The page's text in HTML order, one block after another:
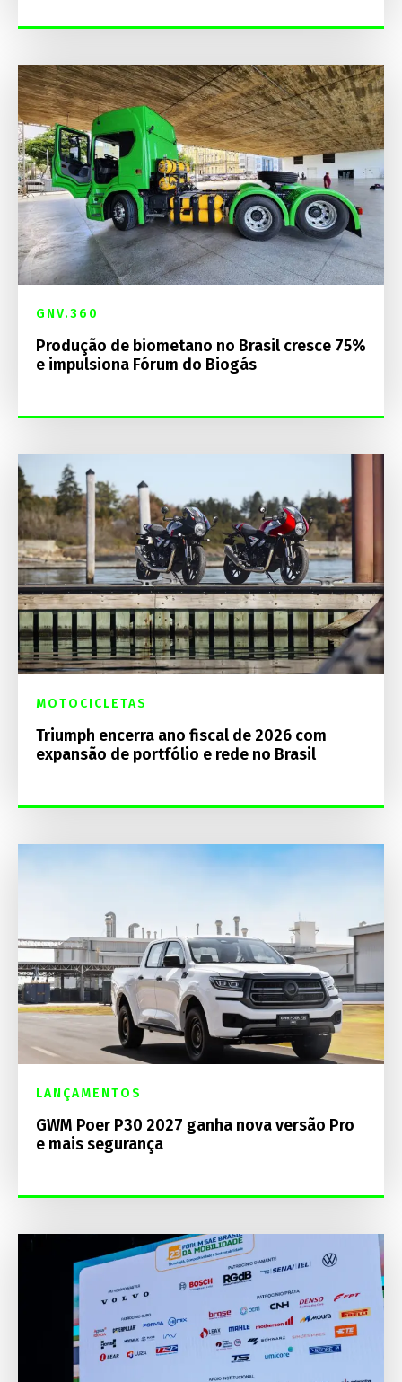
GNV.360
Produção de biometano no Brasil cresce 75%
e impulsiona Fórum do Biogás
MOTOCICLETAS
Triumph encerra ano fiscal de 2026 com
expansão de portfólio e rede no Brasil
LANÇAMENTOS
GWM Poer P30 2027 ganha nova versão Pro
e mais segurança